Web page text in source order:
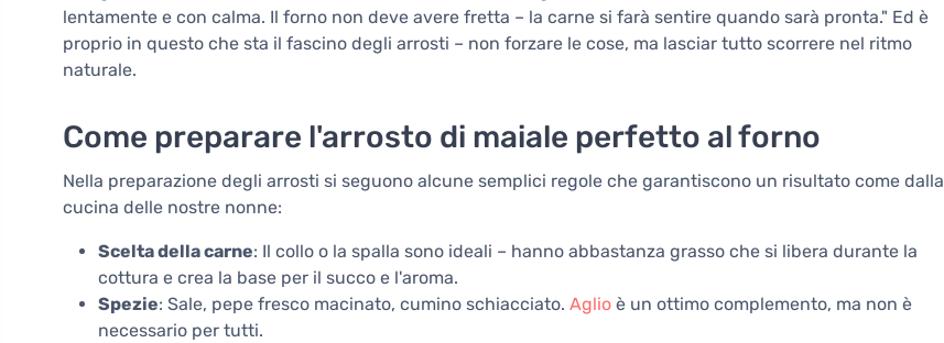
lentamente e con calma. Il forno non deve avere fretta – la carne si farà sentire quando sarà pronta." Ed è
proprio in questo che sta il fascino degli arrosti – non forzare le cose, ma lasciar tutto scorrere nel ritmo
naturale.
Come preparare l'arrosto di maiale perfetto al forno
Nella preparazione degli arrosti si seguono alcune semplici regole che garantiscono un risultato come dalla
cucina delle nostre nonne:
Scelta della carne: Il collo o la spalla sono ideali – hanno abbastanza grasso che si libera durante la
cottura e crea la base per il succo e l'aroma.
Spezie: Sale, pepe fresco macinato, cumino schiacciato. Aglio è un ottimo complemento, ma non è
necessario per tutti.